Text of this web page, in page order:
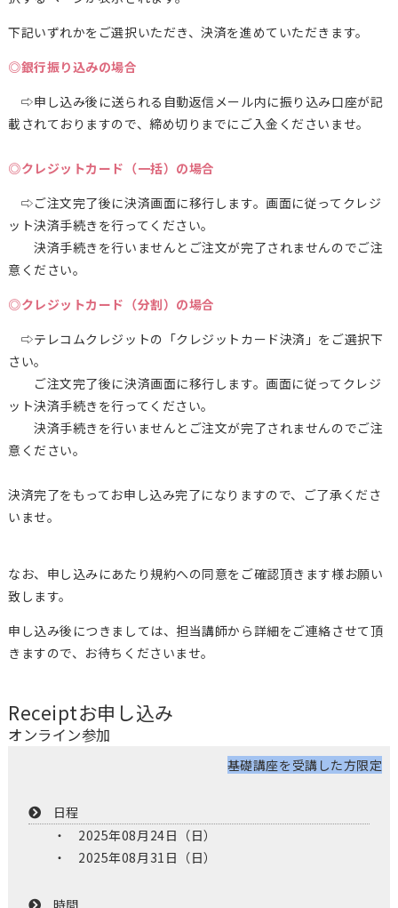
下記いずれかをご選択いただき、決済を進めていただきます。
◎銀行振り込みの場合
⇨申し込み後に送られる自動返信メール内に振り込み口座が記
載されておりますので、締め切りまでにご入金くださいませ。
◎クレジットカード（一括）の場合
⇨ご注文完了後に決済画面に移行します。画面に従ってクレジ
ット決済手続きを行ってください。
決済手続きを行いませんとご注文が完了されませんのでご注
意ください。
◎クレジットカード（分割）の場合
⇨テレコムクレジットの「クレジットカード決済」をご選択下
さい。
ご注文完了後に決済画面に移行します。画面に従ってクレジ
ット決済手続きを行ってください。
決済手続きを行いませんとご注文が完了されませんのでご注
意ください。
決済完了をもってお申し込み完了になりますので、ご了承くださ
いませ。
なお、申し込みにあたり規約への同意をご確認頂きます様お願い
致します。
申し込み後につきましては、担当講師から詳細をご連絡させて頂
きますので、お待ちくださいませ。
Receiptお申し込み
オンライン参加
基礎講座を受講した方限定
日程
2025年08月24日（日）
2025年08月31日（日）
時間